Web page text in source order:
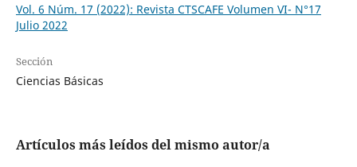
Vol. 6 Núm. 17 (2022): Revista CTSCAFE Volumen VI- N°17
Julio 2022
Sección
Ciencias Básicas
Artículos más leídos del mismo autor/a